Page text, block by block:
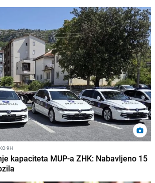
9H
kapaciteta MUP-a ZHK: Nabavljeno 15